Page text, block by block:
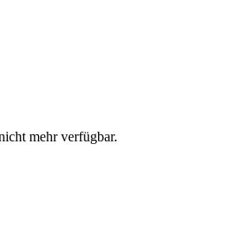
mehr verfügbar.